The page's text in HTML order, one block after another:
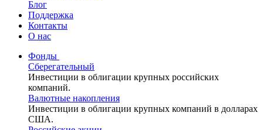
Блог
Поддержка
Контакты
О нас
Фонды
Сберегательный
Инвестиции в облигации крупных российских
компаний.
Валютные накопления
Инвестиции в облигации крупных компаний в долларах
США.